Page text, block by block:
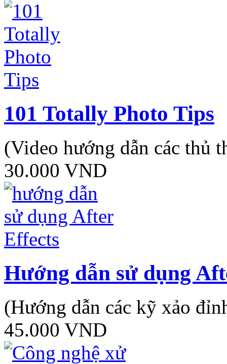
101 Totally Photo Tips
(Video hướng dẫn các thủ
30.000 VND
Hướng dẫn sử dụng
(Hướng dẫn các kỹ xảo
45.000 VND